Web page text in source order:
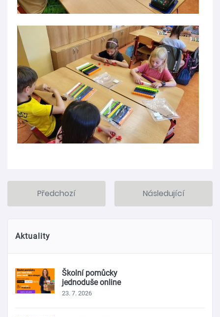
Předchozí Následující
Aktuality
Školní pomůcky
jednoduše online
23. 7. 2026